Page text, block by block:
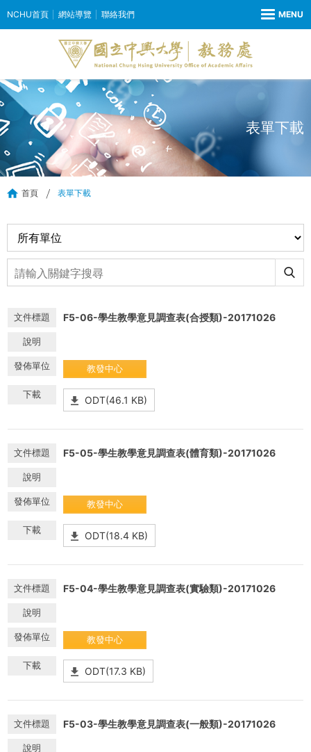
NCHU首頁 網站導覽 聯絡我們
表單下載
首頁 表單下載
F5-06-學生教學意見調查表(合授類)-20171026
教發中心
ODT(46.1 KB)
F5-05-學生教學意見調查表(體育類)-20171026
教發中心
ODT(18.4 KB)
F5-04-學生教學意見調查表(實驗類)-20171026
教發中心
ODT(17.3 KB)
F5-03-學生教學意見調查表(一般類)-20171026